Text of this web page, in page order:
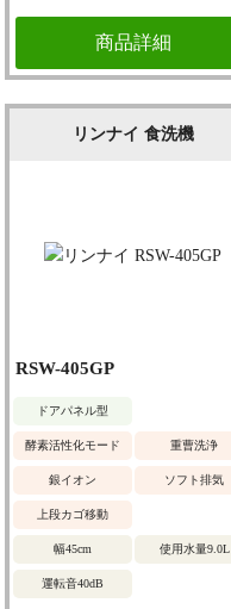
商品詳細
リンナイ 食洗機
RSW-405GP
ドアパネル型
酵素活性化モード 重曹洗浄
銀イオン ソフト排気
上段カゴ移動
幅45cm 使用水量9.0L
運転音40dB